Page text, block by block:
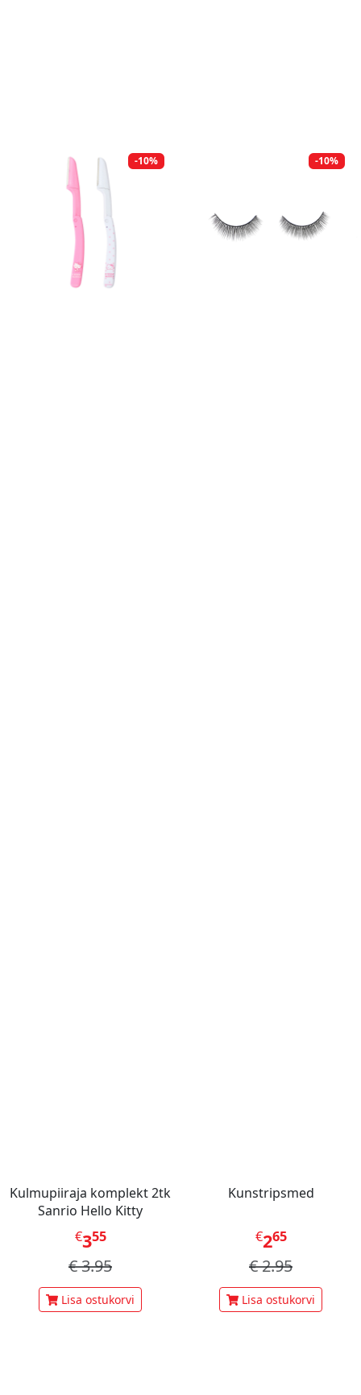
-10%
Kulmupiiraja komplekt 2tk
Sanrio Hello Kitty
€355
€3.95
Lisa ostukorvi
-10%
Kunstripsmed
€265
€2.95
Lisa ostukorvi